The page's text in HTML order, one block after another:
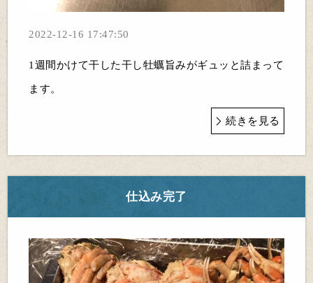
2022-12-16 17:47:50
1週間かけて干した干し牡蠣旨みがギュッと詰まって
ます。
続きを見る
仕込み完了